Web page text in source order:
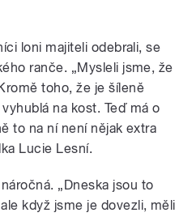
loni majiteli odebrali, se
ranče. „Mysleli jsme, že
toho, že je šíleně
na kost. Teď má o
to na ní není nějak extra
Lucie Lesní.
„Dneska jsou to
když jsme je dovezli, měli